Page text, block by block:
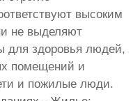
высоким
не выделяют
для здоровья людей,
помещений и
и пожилые люди.